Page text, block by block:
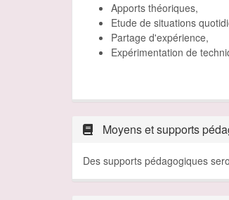
Apports théoriques,
Etude de situations
Partage d'expérience,
Expérimentation de
Moyens et supports
Des supports pédagogiques